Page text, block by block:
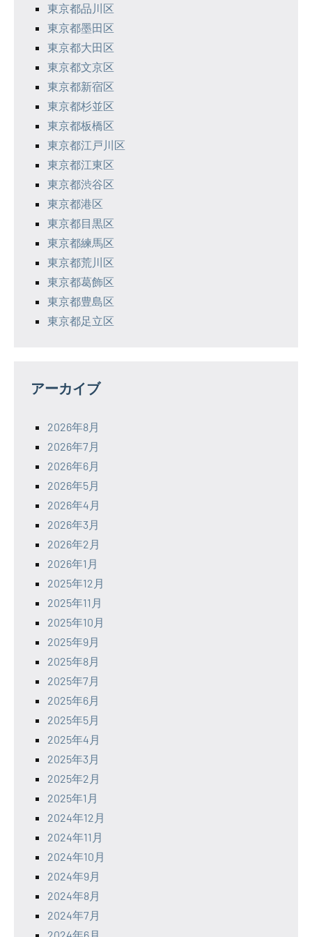
東京都品川区
東京都墨田区
東京都大田区
東京都文京区
東京都新宿区
東京都杉並区
東京都板橋区
東京都江戸川区
東京都江東区
東京都渋谷区
東京都港区
東京都目黒区
東京都練馬区
東京都荒川区
東京都葛飾区
東京都豊島区
東京都足立区
アーカイブ
2026年8月
2026年7月
2026年6月
2026年5月
2026年4月
2026年3月
2026年2月
2026年1月
2025年12月
2025年11月
2025年10月
2025年9月
2025年8月
2025年7月
2025年6月
2025年5月
2025年4月
2025年3月
2025年2月
2025年1月
2024年12月
2024年11月
2024年10月
2024年9月
2024年8月
2024年7月